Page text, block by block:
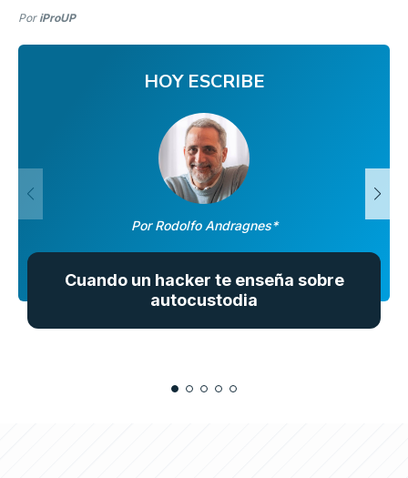
Por iProUP
Cuando un hacker te enseña sobre
autocustodia
HOY ESCRIBE
Por Rodolfo Andragnes*